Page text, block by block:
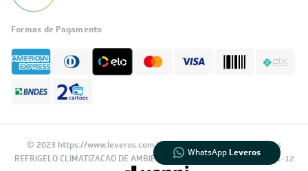
Formas de Pagamento
© 2023 https://www.leveros.com.br Todos os diretitos reservados
REFRIGELO CLIMATIZACAO DE AMBIENTES S.A. CNPJ: 61.502.324/0001-12
WhatsAppLeveros
Fale com a LIA